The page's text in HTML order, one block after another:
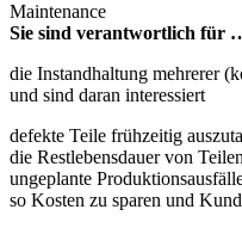
Maintenance
Sie sind verantwortlich für
die Instandhaltung mehrerer
und sind daran interessiert
defekte Teile frühzeitig
die Restlebensdauer von
ungeplante
so Kosten zu sparen und